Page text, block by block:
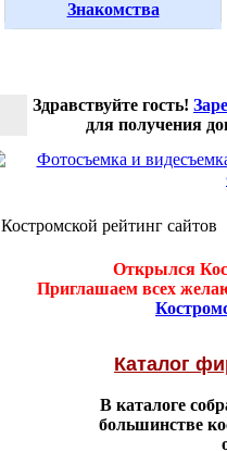
Знакомства
Здравствуйте гость!
для получения
Костромской рейтинг сайтов
Открылся
Приглашаем всех
Каталог
В каталоге
большинстве